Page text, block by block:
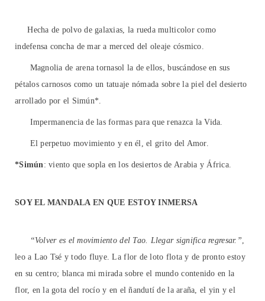
Hecha de polvo de galaxias, la rueda multicolor como
indefensa concha de mar a merced del oleaje cósmico.
Magnolia de arena tornasol la de ellos, buscándose en sus
pétalos carnosos como un tatuaje nómada sobre la piel del desierto
arrollado por el Simún*.
Impermanencia de las formas para que renazca la Vida.
El perpetuo movimiento y en él, el grito del Amor.
*Simún : viento que sopla en los desiertos de Arabia y África.
SOY EL MANDALA EN QUE ESTOY INMERSA
“Volver es el movimiento del Tao. Llegar significa regresar.”
leo a Lao Tsé y todo fluye. La flor de loto flota y de pronto estoy
en su centro; blanca mi mirada sobre el mundo contenido en la
flor, en la gota del rocío y en el ñandutí de la araña, el yin y el